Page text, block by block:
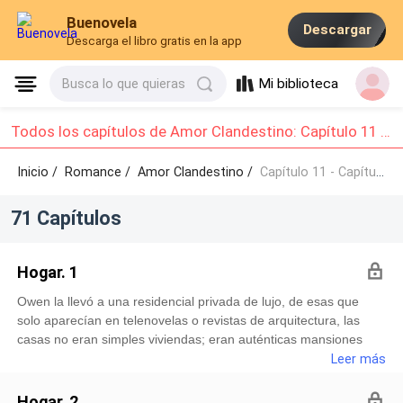
Buenovela
Descarga el libro gratis en la app
Descargar
Busca lo que quieras Mi biblioteca
Todos los capítulos de Amor Clandestino: Capítulo 11 - Capítulo 20
Inicio / Romance/Amor Clandestino / Capítulo 11 - Capítulo 20
71 Capítulos
Hogar. 1
Owen la llevó a una residencial privada de lujo, de esas que
solo aparecían en telenovelas o revistas de arquitectura, las
casas no eran simples viviendas; eran auténticas mansiones
con fachadas elegantes, ventanales inmensos y jardines
mientras el auto avanzaba por calles impecables, subía por una
Leer más